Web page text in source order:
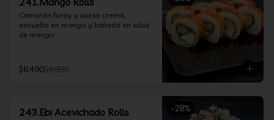
Camarón furay y queso crema,
envuelto en mango y bañado en salsa
de mango
$6.490$8.990
-28%
243.Ebi Acevichado Rolls